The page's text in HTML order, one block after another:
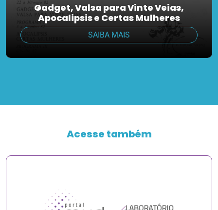
Gadget, Valsa para Vinte Veias,
Apocalipsis e Certas Mulheres
SAIBA MAIS
Acesse também